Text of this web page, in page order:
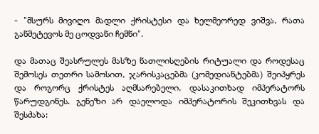
- "მსურს მივიღო მადლი ქრისტესი და ხელმეორედ ვიშვა, რათა
განმეტევოს მე ცოდვანი ჩემნი".
და მათაც შეასრულეს მასზე ნათლისღების რიტუალი და როდესაც
შემოსეს თეთრი სამოსით, ჯარისკაცებმა (კომედიანტებმა) შეიპყრეს
და როგორც ქრისტეს აღმსარებელი, დასაკითხად იმპერატორს
წარუდგინეს. გენეზი არ დაელოდა იმპერატორის შეკითხვას და
შესძახა: